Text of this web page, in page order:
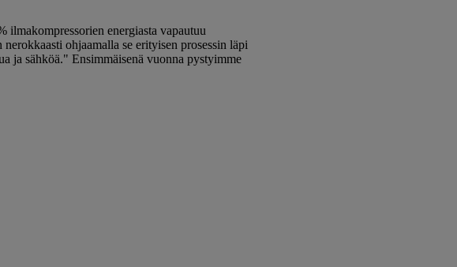
energiasta vapautuu
ohjaamalla se erityisen prosessin läpi
ja sähköä." Ensimmäisenä vuonna pystyimme